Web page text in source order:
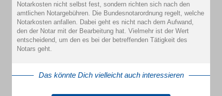
Notarkosten nicht selbst fest, sondern richten sich nach den
amtlichen Notargebühren. Die Bundesnotarordnung regelt, welche
Notarkosten anfallen. Dabei geht es nicht nach dem Aufwand,
den der Notar mit der Bearbeitung hat. Vielmehr ist der Wert
entscheidend, um den es bei der betreffenden Tätigkeit des
Notars geht.
Das könnte Dich vielleicht auch interessieren